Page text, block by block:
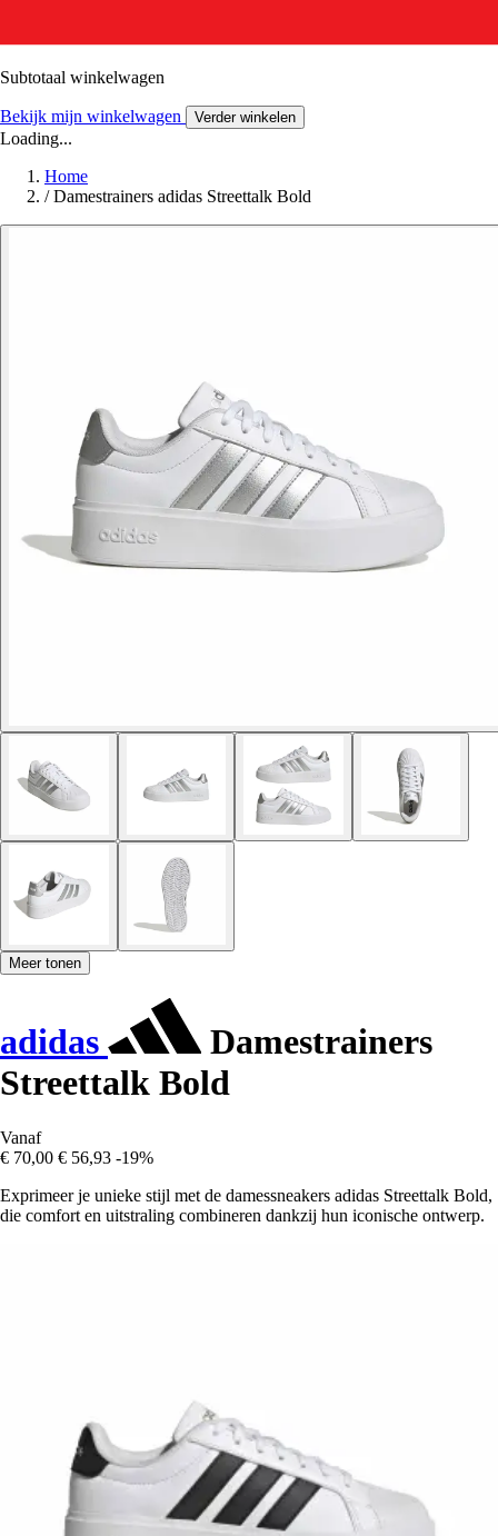
Subtotaal winkelwagen
Bekijk mijn winkelwagen Verder winkelen
Loading...
Home
/ Damestrainers adidas Streettalk Bold
Meer tonen
adidas
Damestrainers
Streettalk Bold
Vanaf
€ 70,00 € 56,93 -19%
Exprimeer je unieke stijl met de damessneakers adidas Streettalk Bold,
die comfort en uitstraling combineren dankzij hun iconische ontwerp.